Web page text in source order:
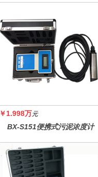
￥1.998万元
BX-S151便携式污泥浓度计